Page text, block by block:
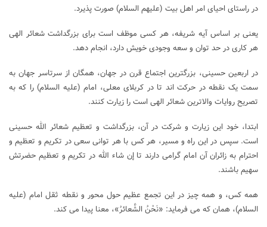
در راستای احیای امر اهل بیت (علیهم السلام) صورت پذیرد.
یعنی بر اساس آیه شریفه، هر کسی موظف است برای بزرگداشت شعائر الهی
هر کاری در حد توان و سعه وجودی خویش دارد، انجام دهد.
در اربعین حسینی، بزرگترین اجتماع قرن در جهان، همگان از سرتاسر جهان به
سمت یک نقطه در حرکت اند تا در کربلای معلی، امام (علیه السلام) را که به
تصریح روایات والاترین شعائر الهی است را زیارت کنند.
ابتدا، خود این زیارت و شرکت در آن، بزرگداشت و تعظیم شعائر الله حسینی
است. سپس در این راه و مسیر، هر کس با هر توانی سعی در تکریم و تعظیم و
احترام به زائران آن امام گرامی دارند تا إن شاء الله در تکریم و تعظیم حضرتش
سهیم باشند.
همه کس، و همه چیز در این تجمع عظیم حول محور و نقطه ثقل امام (علیه
السلام)، همان که می فرماید: «نَحْنُ الشَّعائرُ»، معنا پیدا می کند.